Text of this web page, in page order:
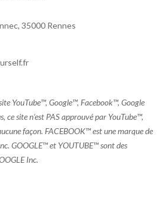
35000 Rennes
YouTube™, Google™, Facebook™, Google
ce site n’est PAS approuvé par YouTube™,
façon. FACEBOOK™ est une marque de
GOOGLE™ et YOUTUBE™ sont des
Inc.